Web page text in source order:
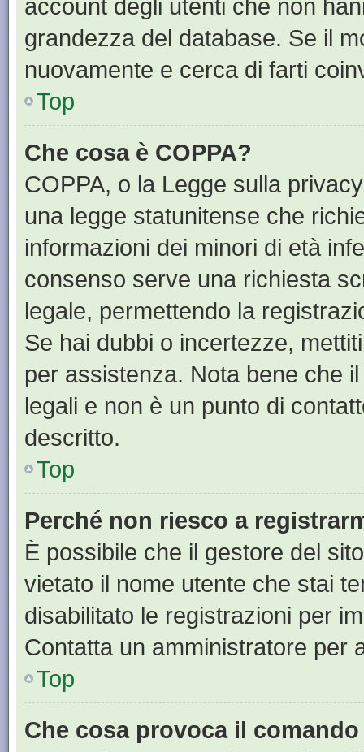
account degli utenti che non
grandezza del database. Se il
nuovamente e cerca di farti
Top
Che cosa è COPPA?
COPPA, o la Legge sulla
una legge statunitense che
informazioni dei minori di età
consenso serve una richiesta
legale, permettendo la
Se hai dubbi o incertezze,
per assistenza. Nota bene che
legali e non è un punto di
descritto.
Top
Perché non riesco a
È possibile che il gestore del
vietato il nome utente che stai
disabilitato le registrazioni per
Contatta un amministratore per
Top
Che cosa provoca il